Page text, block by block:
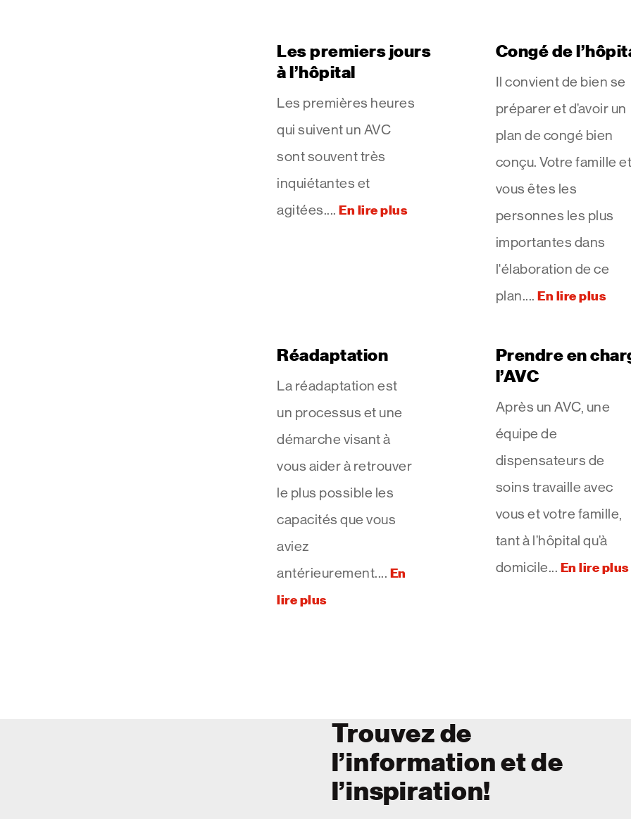
Les premiers jours
à l’hôpital
Les premières heures
qui suivent un AVC
sont souvent très
inquiétantes et
agitées.... En lire plus
Congé de
Il convient de bien se
préparer et d’avoir un
plan de congé bien
conçu. Votre famille
vous êtes les
personnes les plus
importantes dans
l'élaboration de ce
plan....En lire plus
Réadaptation
La réadaptation est
un processus et une
démarche visant à
vous aider à retrouver
le plus possible les
capacités que vous
aviez
antérieurement.... En
lire plus
Prendre en
l’AVC
Après un AVC, une
équipe de
dispensateurs de
soins travaille avec
vous et votre famille,
tant à l’hôpital qu’à
domicile... En lire plus
Trouvez de
l’information et de
l’inspiration!